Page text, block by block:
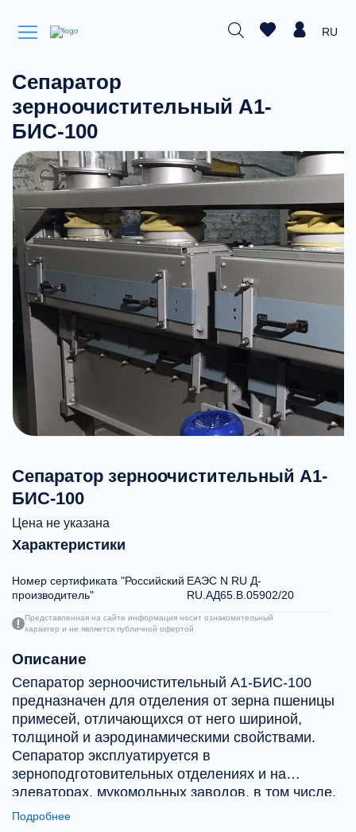
RU
Сепаратор
зерноочистительный А1-
БИС-100
Сепаратор зерноочистительный А1-
БИС-100
Цена не указана
Характеристики
Номер сертификата "Российский
производитель"
ЕАЭС N RU Д-
RU.АД65.В.05902/20
Представленная на сайте информация носит ознакомительный
характер и не является публичной офертой
Описание
Сепаратор зерноочистительный А1-БИС-100
предназначен для отделения от зерна пшеницы
примесей, отличающихся от него шириной,
толщиной и аэродинамическими свойствами.
Сепаратор эксплуатируется в
зерноподготовительных отделениях и на
элеваторах, мукомольных заводов, в том числе,
в составе комплектного оборудования для вновь
Подробнее